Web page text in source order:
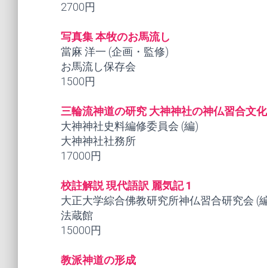
2700円
写真集 本牧のお馬流し
當麻 洋一 (企画・監修)
お馬流し保存会
1500円
三輪流神道の研究 大神神社の神仏習合文化
大神神社史料編修委員会 (編)
大神神社社務所
17000円
校註解説 現代語訳 麗気記 1
大正大学綜合佛教研究所神仏習合研究会 (
法蔵館
15000円
教派神道の形成